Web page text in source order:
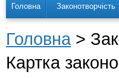
Головна Законотворчість
Головна >
Картка